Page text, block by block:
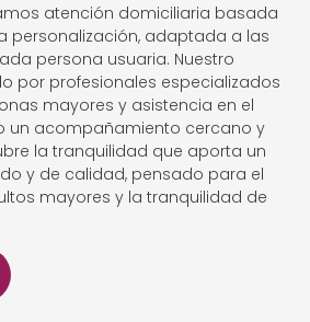
atención domiciliaria basada
personalización, adaptada a las
persona usuaria. Nuestro
por profesionales especializados
mayores y asistencia en el
un acompañamiento cercano y
la tranquilidad que aporta un
y de calidad, pensado para el
mayores y la tranquilidad de